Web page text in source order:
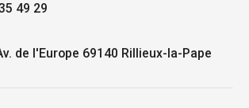
49 29
de l'Europe 69140 Rillieux-la-Pape